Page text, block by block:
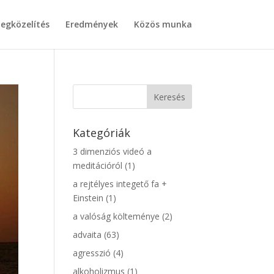
Eredmények Közös munka
Kategóriák
3 dimenziós videó a
meditációról (1)
a rejtélyes integető fa +
Einstein (1)
a valóság költeménye (2)
advaita (63)
agresszió (4)
alkoholizmus (1)